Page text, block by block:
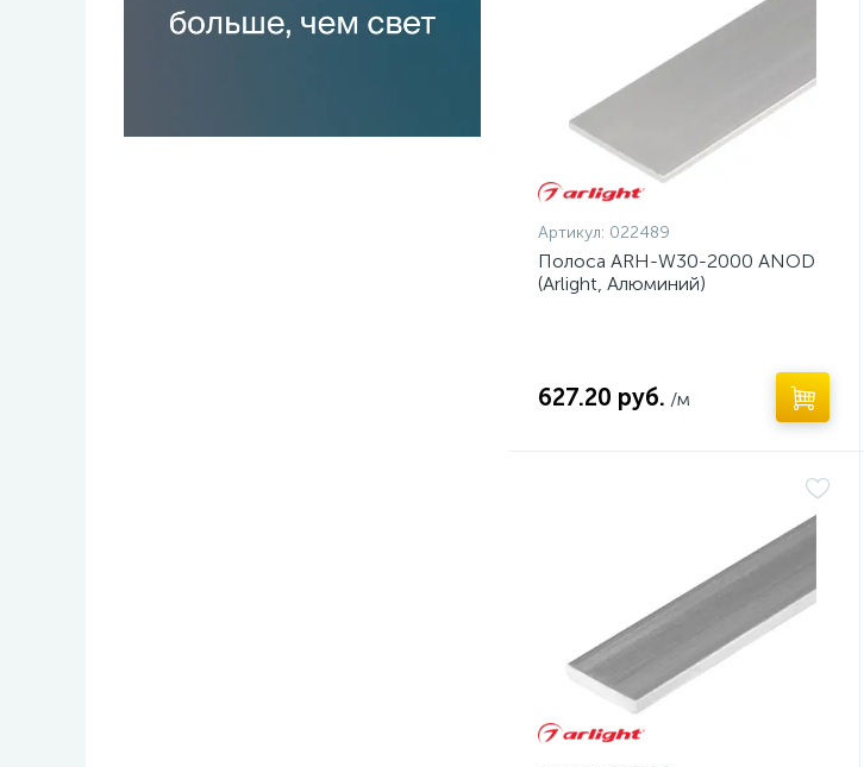
Артикул: 022489
Полоса ARH-W30-2000 ANOD
(Arlight, Алюминий)
627.20 руб. /м